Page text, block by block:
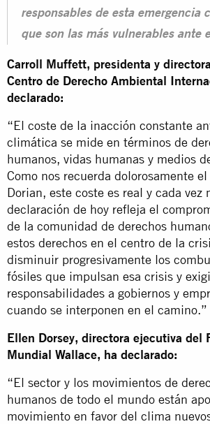
responsables de esta emergencia
que son las más vulnerables ante
Carroll Muffett, presidenta y
Centro de Derecho Ambiental
declarado:
“El coste de la inacción constante
climática se mide en términos de
humanos, vidas humanas y medios
Como nos recuerda dolorosamente
Dorian, este coste es real y cada vez
declaración de hoy refleja el
de la comunidad de derechos
estos derechos en el centro de la
disminuir progresivamente los
fósiles que impulsan esa crisis y
responsabilidades a gobiernos y
cuando se interponen en el camino.”
Ellen Dorsey, directora ejecutiva del
Mundial Wallace, ha declarado:
“El sector y los movimientos de
humanos de todo el mundo están
movimiento en favor del clima